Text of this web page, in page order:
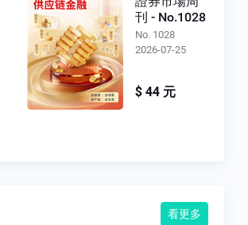
刊 - No.1028
No. 1028
2026-07-25
$ 44 元
看更多